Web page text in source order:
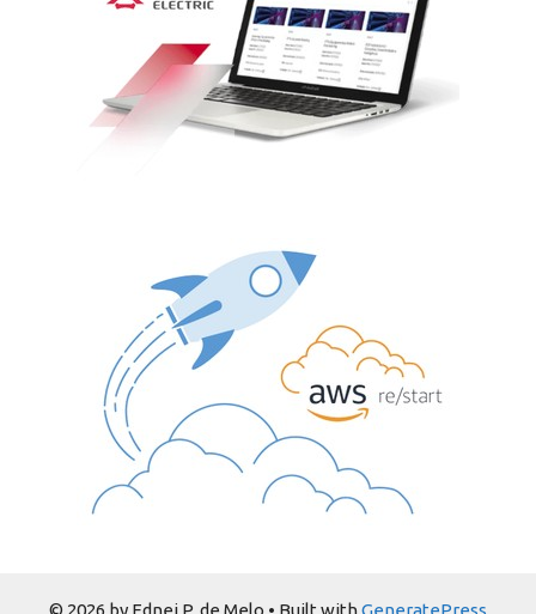
© 2026 by Ednei P. de Melo • Built withGeneratePress